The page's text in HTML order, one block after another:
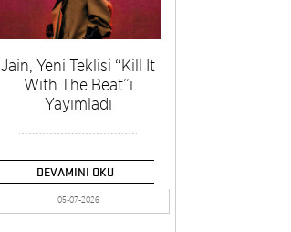
Jain, Yeni Teklisi “Kill It
With The Beat”i
Yayımladı
DEVAMINI OKU
05-07-2026